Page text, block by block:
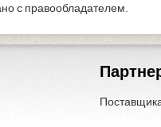
с правообладателем.